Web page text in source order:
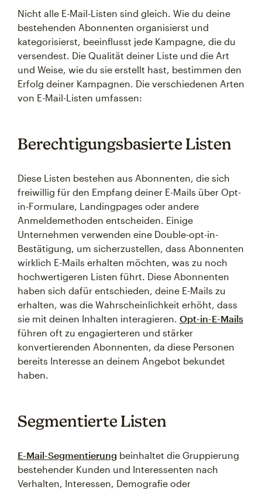
Nicht alle E-Mail-Listen sind gleich. Wie du deine
bestehenden Abonnenten organisierst und
kategorisierst, beeinflusst jede Kampagne, die du
versendest. Die Qualität deiner Liste und die Art
und Weise, wie du sie erstellt hast, bestimmen den
Erfolg deiner Kampagnen. Die verschiedenen Arten
von E-Mail-Listen umfassen:
Berechtigungsbasierte Listen
Diese Listen bestehen aus Abonnenten, die sich
freiwillig für den Empfang deiner E-Mails über Opt-
in-Formulare, Landingpages oder andere
Anmeldemethoden entscheiden. Einige
Unternehmen verwenden eine Double-opt-in-
Bestätigung, um sicherzustellen, dass Abonnenten
wirklich E-Mails erhalten möchten, was zu noch
hochwertigeren Listen führt. Diese Abonnenten
haben sich dafür entschieden, deine E-Mails zu
erhalten, was die Wahrscheinlichkeit erhöht, dass
sie mit deinen Inhalten interagieren. Opt-in-E-Mails
führen oft zu engagierteren und stärker
konvertierenden Abonnenten, da diese Personen
bereits Interesse an deinem Angebot bekundet
haben.
Segmentierte Listen
E-Mail-Segmentierung beinhaltet die Gruppierung
bestehender Kunden und Interessenten nach
Verhalten, Interessen, Demografie oder